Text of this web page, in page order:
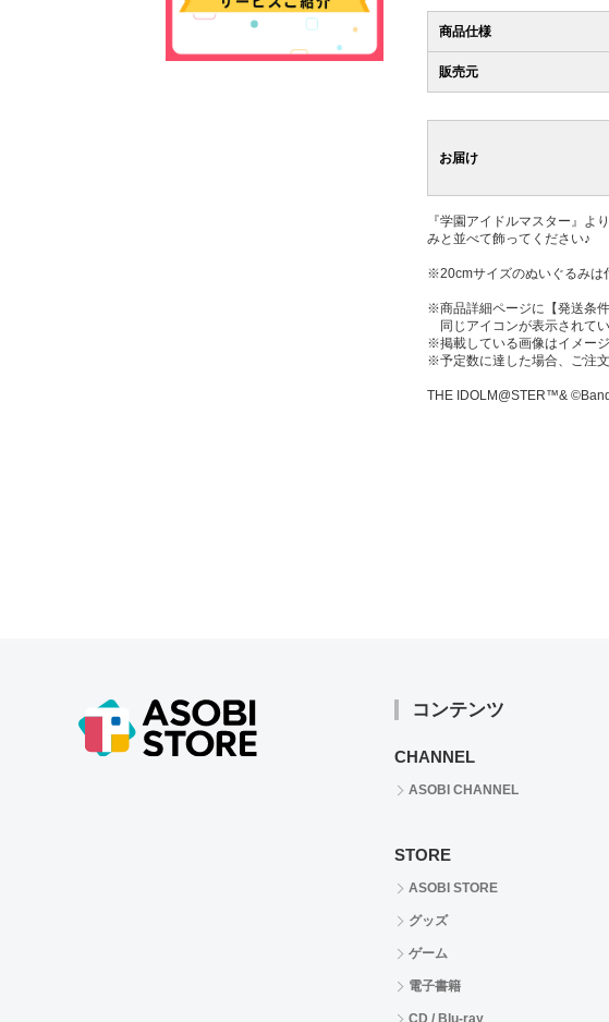
商品仕様
販売元
お届け
『学園アイドルマスター』
みと並べて飾ってください♪
※20cmサイズのぬいぐるみは
※商品詳細ページに【発送条
同じアイコンが表示されて
※掲載している画像はイメー
※予定数に達した場合、ご注
THE IDOLM@STER™&
コンテンツ
CHANNEL
ASOBI CHANNEL
STORE
ASOBI STORE
グッズ
ゲーム
電子書籍